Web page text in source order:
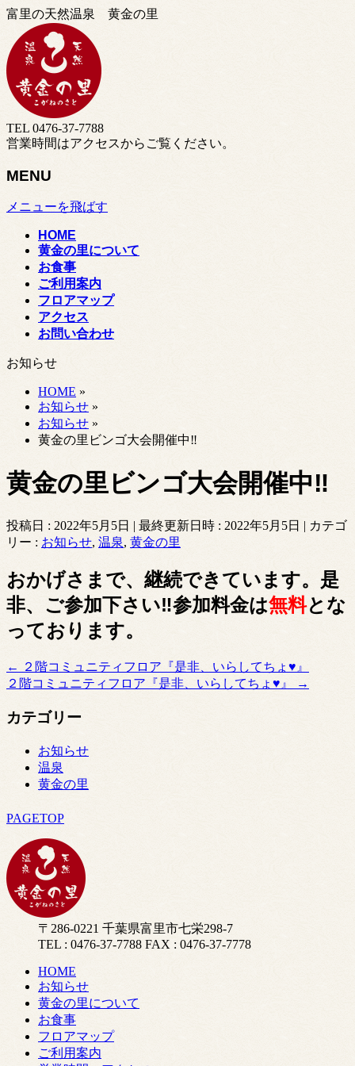
富里の天然温泉 黄金の里
TEL 0476-37-7788
営業時間はアクセスからご覧ください。
MENU
メニューを飛ばす
HOME
黄金の里について
お食事
ご利用案内
フロアマップ
アクセス
お問い合わせ
お知らせ
HOME »
お知らせ »
お知らせ »
黄金の里ビンゴ大会開催中‼
黄金の里ビンゴ大会開催中‼
投稿日 : 2022年5月5日 最終更新日時 : 2022年5月5日
カテゴ
リー : お知らせ, 温泉, 黄金の里
おかげさまで、継続できています。是
非、ご参加下さい‼参加料金は無料とな
っております。
←
２階コミュニティフロア『是非、いらしてちょ♥』
２階コミュニティフロア『是非、いらしてちょ♥』
→
カテゴリー
お知らせ
温泉
黄金の里
PAGETOP
〒286-0221 千葉県富里市七栄298-7
TEL : 0476-37-7788 FAX : 0476-37-7778
HOME
お知らせ
黄金の里について
お食事
フロアマップ
ご利用案内